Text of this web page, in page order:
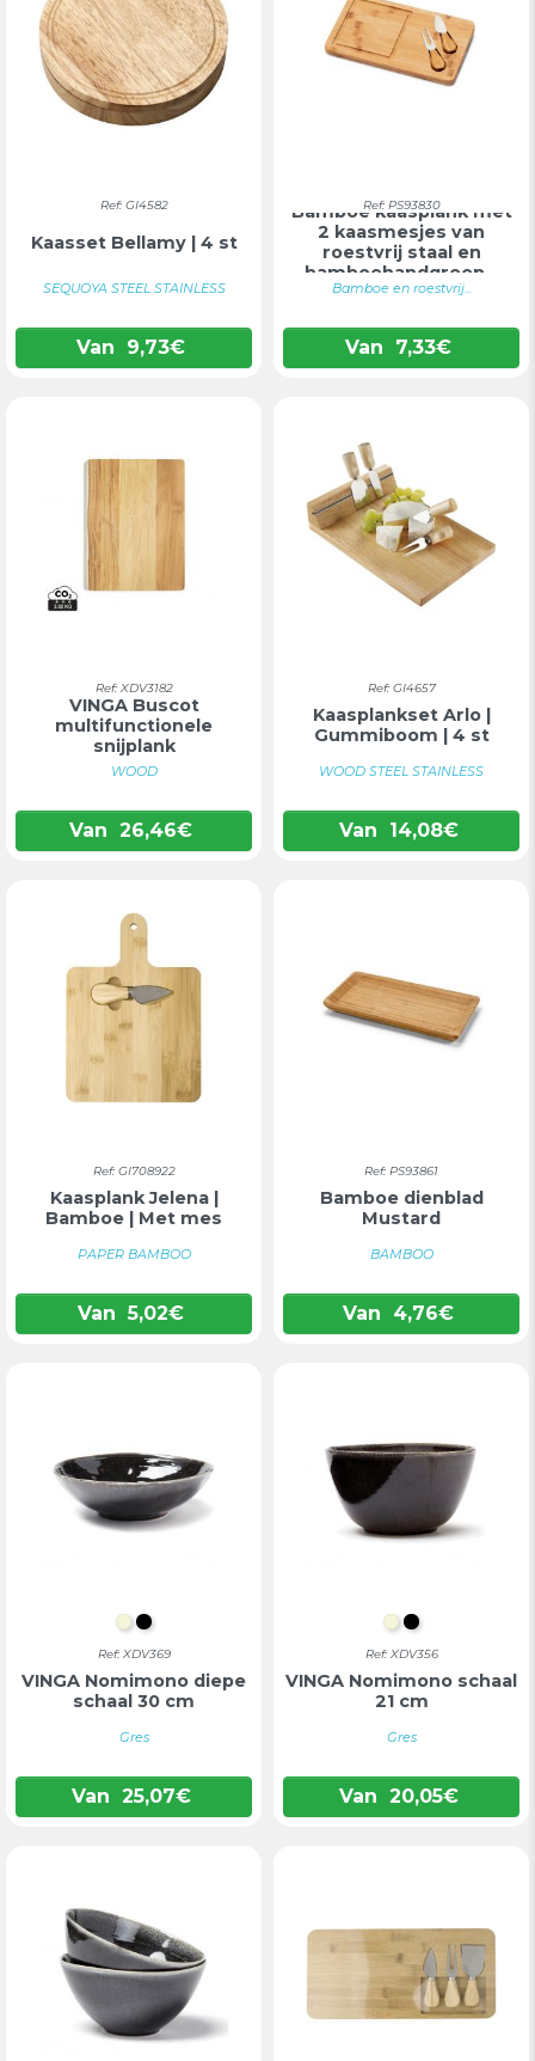
Ref: GI4582
Kaasset Bellamy | 4 st
SEQUOYA STEEL STAINLESS
Van 9,73€
Ref: PS93830
Bamboe kaasplank met
2 kaasmesjes van
roestvrij staal en
bamboehandgreep...
Bamboe en roestvrij...
Van 7,33€
Ref: XDV3182
VINGA Buscot
multifunctionele
snijplank
WOOD
Van 26,46€
Ref: GI4657
Kaasplankset Arlo |
Gummiboom | 4 st
WOOD STEEL STAINLESS
Van 14,08€
Ref: GI708922
Kaasplank Jelena |
Bamboe | Met mes
PAPER BAMBOO
Van 5,02€
Ref: PS93861
Bamboe dienblad
Mustard
BAMBOO
Van 4,76€
BEIGE
ZWART
Ref: XDV369
VINGA Nomimono diepe
schaal 30 cm
Gres
Van 25,07€
BEIGE
ZWART
Ref: XDV356
VINGA Nomimono schaal
21 cm
Gres
Van 20,05€